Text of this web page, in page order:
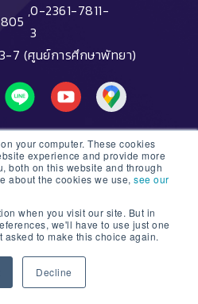
your computer. These cookies
experience and provide more
both on this website and through
about the cookies we use, see our
when you visit our site. But in
we'll have to use just one
to make this choice again.
Decline
,0-2361-7811-
3
7 (ศูนย์การศึกษาพัทยา)
HOTLINE
FAQs
ครหลักสูตรระยะสั้น
ครหลักสูตรปริญญา
College |